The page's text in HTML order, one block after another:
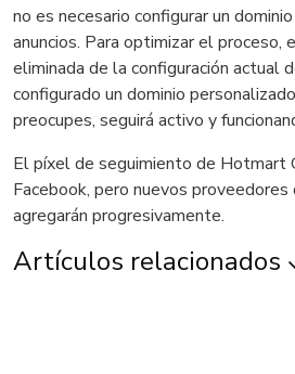
no es necesario configurar un
anuncios. Para optimizar el proceso,
eliminada de la configuración actual
configurado un dominio
preocupes, seguirá activo y
El píxel de seguimiento de Hotmart
Facebook, pero nuevos
agregarán progresivamente.
Artículos relacionados